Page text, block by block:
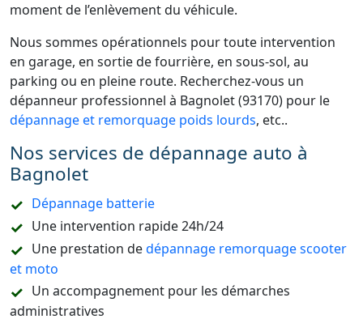
moment de l’enlèvement du véhicule.
Nous sommes opérationnels pour toute intervention
en garage, en sortie de fourrière, en sous-sol, au
parking ou en pleine route. Recherchez-vous un
dépanneur professionnel à Bagnolet (93170) pour le
dépannage et remorquage poids lourds, etc..
Nos services de dépannage auto à
Bagnolet
Dépannage batterie
Une intervention rapide 24h/24
Une prestation dedépannage remorquage scooter
et moto
Un accompagnement pour les démarches
administratives